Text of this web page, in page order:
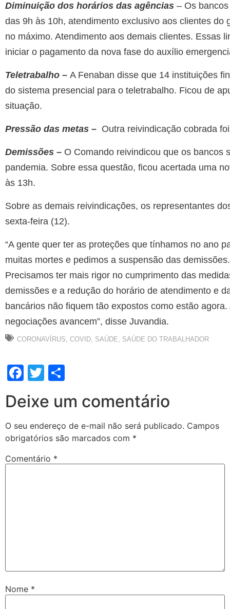
Diminuição dos horários das agências – Os
das 9h às 10h, atendimento exclusivo aos clientes
no máximo. Atendimento aos demais clientes. Essas
iniciar o pagamento da nova fase do auxílio
Teletrabalho – A Fenaban disse que 14 instituições
do sistema presencial para o teletrabalho. Ficou de
situação.
Pressão das metas – Outra reivindicação cobrada
Demissões – O Comando reivindicou que os bancos
pandemia. Sobre essa questão, ficou acertada uma
às 13h.
Sobre as demais reivindicações, os representantes
sexta-feira (12).
“A gente quer ter as proteções que tínhamos no ano
muitas mortes e pedimos a suspensão das
Precisamos ter mais rigor no cumprimento das
demissões e a redução do horário de atendimento e
bancários não fiquem tão expostos como estão
negociações avancem”, disse Juvandia.
CORONAVÍRUS, COVID, SAÚDE, SAÚDE DO TRABALHADOR
Facebook
Twitter
Deixe um comentário
O seu endereço de e-mail não será publicado. Campos
obrigatórios são marcados com *
Comentário *
Nome *